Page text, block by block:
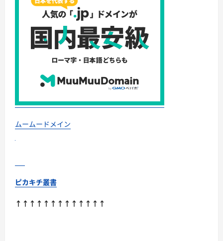
ムームードメイン
ピカキチ叢書
↑↑↑↑↑↑↑↑↑↑↑↑↑